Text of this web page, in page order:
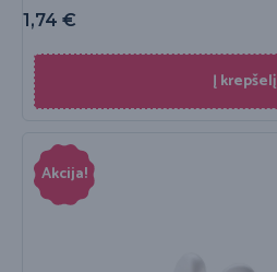
1,74 €
Į krepšelį
Akcija!